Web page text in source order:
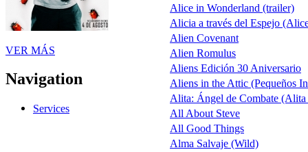
VER MÁS
Navigation
Services
Alice in Wonderland (trailer)
Alicia a través del Espejo
Alien Covenant
Alien Romulus
Aliens Edición 30 Aniversario
Aliens in the Attic (Pequeños
Alita: Ángel de Combate
All About Steve
All Good Things
Alma Salvaje (Wild)